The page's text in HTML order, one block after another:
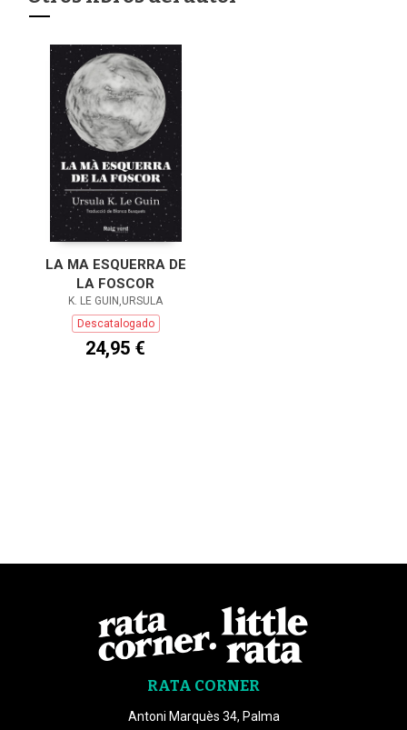
LA MA ESQUERRA DE
LA FOSCOR
K. LE GUIN,URSULA
Descatalogado
24,95 €
RATA CORNER
Antoni Marquès 34, Palma